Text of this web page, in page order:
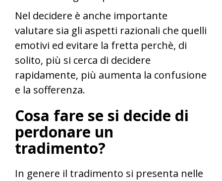
Nel decidere è anche importante
valutare sia gli aspetti razionali che quelli
emotivi ed evitare la fretta perchè, di
solito, più si cerca di decidere
rapidamente, più aumenta la confusione
e la sofferenza.
Cosa fare se si decide di
perdonare un
tradimento?
In genere il tradimento si presenta nelle